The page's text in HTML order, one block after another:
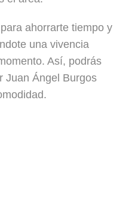
ahorrarte tiempo y
una vivencia
Así, podrás
Juan Ángel Burgos